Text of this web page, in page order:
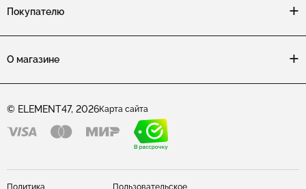
Покупателю
О магазине
© ELEMENT47, 2026Карта сайта
Политика Пользовательское